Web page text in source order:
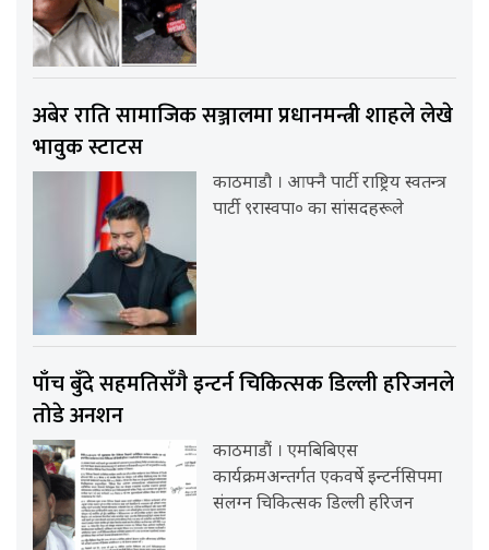
अबेर राति सामाजिक सञ्जालमा प्रधानमन्त्री शाहले लेखे
भावुक स्टाटस
काठमाडौ । आफ्नै पार्टी राष्ट्रिय स्वतन्त्र
पार्टी ९रास्वपा० का सांसदहरूले
पाँच बुँदे सहमतिसँगै इन्टर्न चिकित्सक डिल्ली हरिजनले
तोडे अनशन
काठमाडौं । एमबिबिएस
कार्यक्रमअन्तर्गत एकवर्षे इन्टर्नसिपमा
संलग्न चिकित्सक डिल्ली हरिजन